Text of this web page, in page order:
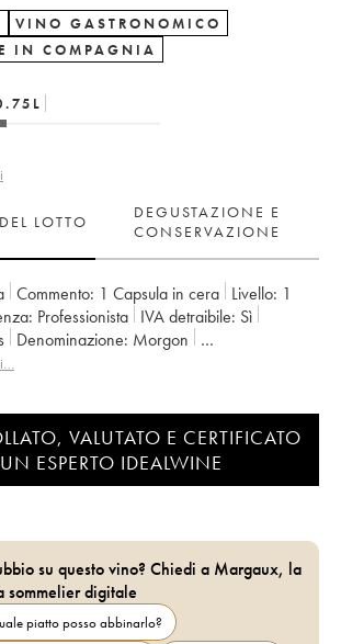
VINO GASTRONOMICO
IN COMPAGNIA
L
LOTTO
DEGUSTAZIONE E
CONSERVAZIONE
Commento: 1 Capsula in cera Livello: 1
professionista IVA detraibile:
sì
Denominazione:
Morgon
VALUTATO E CERTIFICATO
ESPERTO IDEALWINE
su questo vino? Chiedi a Margaux, la
sommelier digitale
piatto posso abbinarlo?